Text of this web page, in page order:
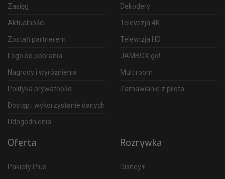
Zasięg
Aktualności
Zostań partnerem
Logo do pobrania
Nagrody i wyróżnienia
Polityka prywatności
Dostęp i wykorzystanie danych
Udogodnienia
Dekodery
Telewizja 4K
Telewizja HD
JAMBOX go!
Multiroom
Zamawianie z pilota
Oferta
Pakiety Plus
Rozrywka
Disney+